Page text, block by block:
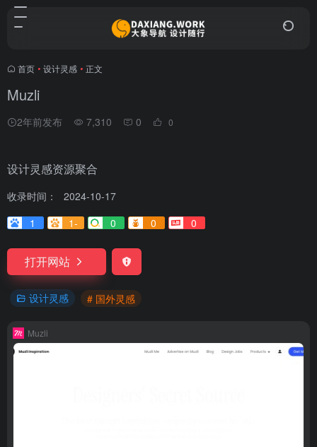
首页 • 设计灵感 • 正文
Muzli
2年前发布 7,310 0 0
设计灵感资源聚合
收录时间：
2024-10-17
1
1- 0 0 0
打开网站
设计灵感 # 国外灵感
Muzli